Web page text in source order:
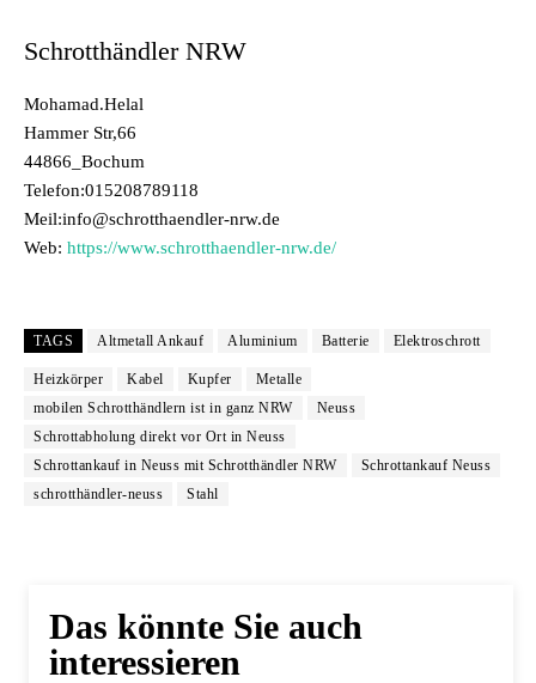
Schrotthändler NRW
Mohamad.Helal
Hammer Str,66
44866_Bochum
Telefon:015208789118
Meil:info@schrotthaendler-nrw.de
Web: https://www.schrotthaendler-nrw.de/
TAGS Altmetall Ankauf Aluminium Batterie Elektroschrott
Heizkörper Kabel Kupfer
Metalle
mobilen Schrotthändlern ist in ganz NRW
Neuss
Schrottabholung direkt vor Ort in Neuss
Schrottankauf in Neuss mit Schrotthändler NRW
Schrottankauf Neuss
schrotthändler-neuss
Stahl
Das könnte Sie auch
interessieren